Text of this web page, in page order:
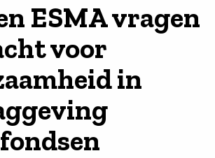
ESMA vragen
voor
in